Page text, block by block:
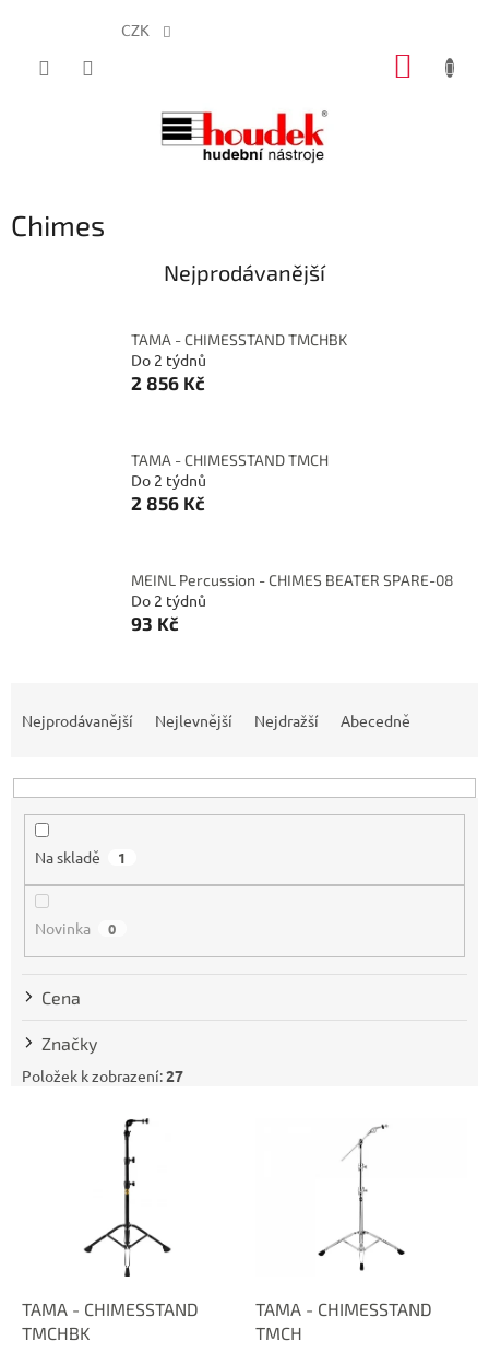
CZK
Chimes
Nejprodávanější
TAMA - CHIMESSTAND TMCHBK
Do 2 týdnů
2 856 Kč
TAMA - CHIMESSTAND TMCH
Do 2 týdnů
2 856 Kč
MEINL Percussion - CHIMES BEATER SPARE-08
Do 2 týdnů
93 Kč
n
Nejprodávanější Nejlevnější Nejdražší Abecedně
Na skladě 1
Novinka 0
Cena
Značky
Položek k zobrazení:27
TAMA - CHIMESSTAND
TMCHBK
TAMA - CHIMESSTAND
TMCH